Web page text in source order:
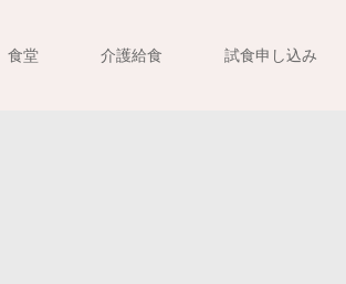
食堂 介護給食 試食申し込み